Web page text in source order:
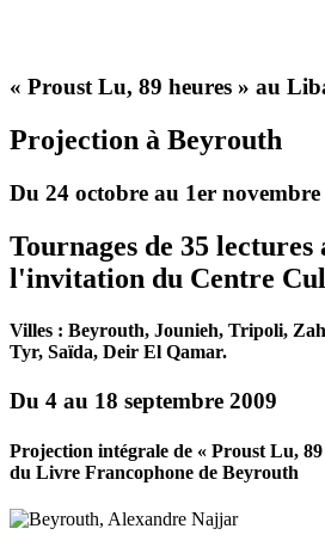
« Proust Lu, 89 heures » au
Projection à Beyrouth
Du 24 octobre au 1er novembre
Tournages de 35 lectures
l'invitation du Centre
Villes : Beyrouth, Jounieh, Tripoli,
Tyr, Saïda, Deir El Qamar.
Du 4 au 18 septembre 2009
Projection intégrale de « Proust Lu, 89
du Livre Francophone de Beyrouth